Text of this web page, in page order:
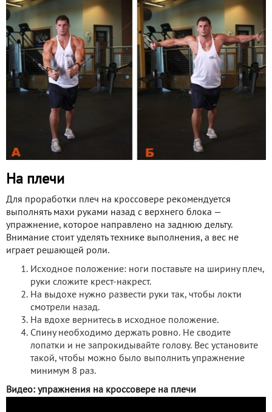
На плечи
Для проработки плеч на кроссовере рекомендуется
выполнять махи руками назад с верхнего блока —
упражнение, которое направлено на заднюю дельту.
Внимание стоит уделять технике выполнения, а вес не
играет решающей роли.
Исходное положение: ноги поставьте на ширину плеч,
руки сложите крест-накрест.
На выдохе нужно развести руки так, чтобы локти
смотрели назад.
На вдохе вернитесь в исходное положение.
Спину необходимо держать ровно. Не сводите
лопатки и не запрокидывайте голову. Вес установите
такой, чтобы можно было выполнить упражнение
минимум 8 раз.
Видео: упражнения на кроссовере на плечи